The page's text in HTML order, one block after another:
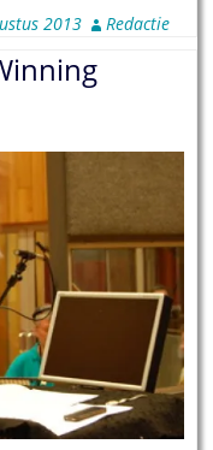
2013 Redactie